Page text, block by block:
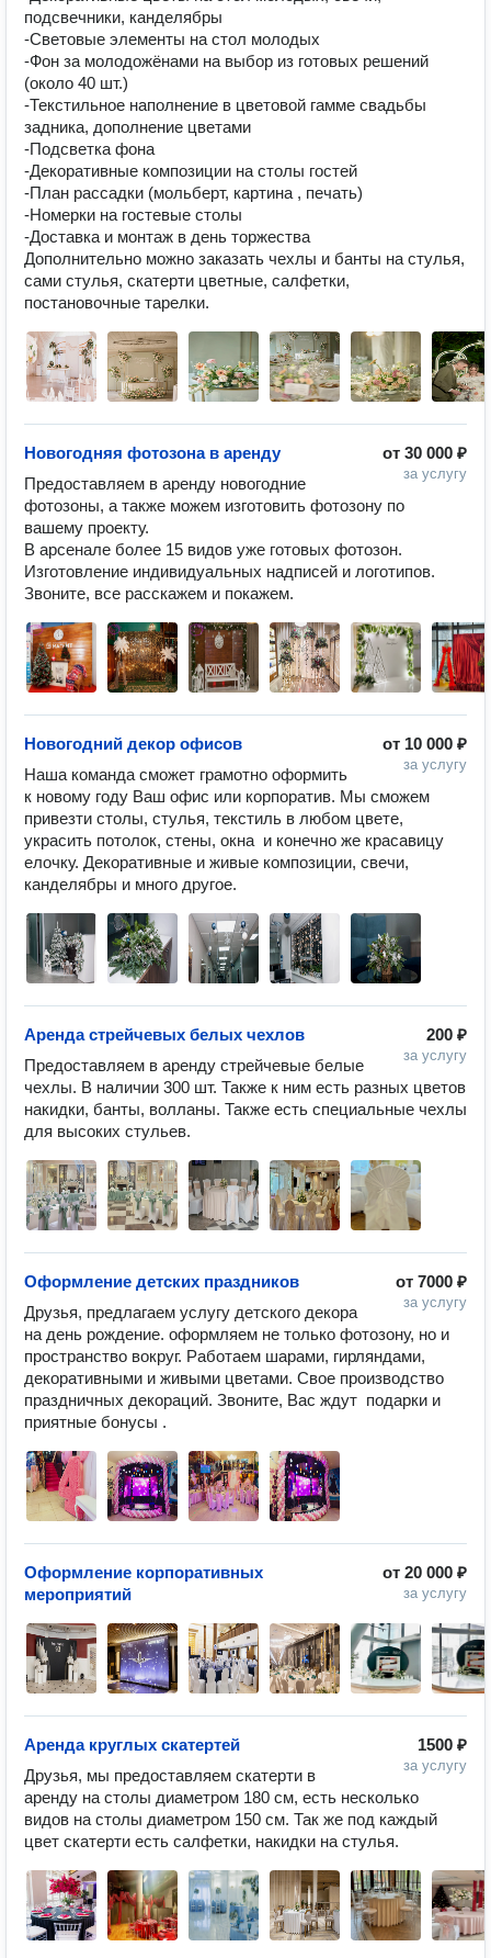
подсвечники, канделябры
-Световые элементы на стол молодых
-Фон за молодожёнами на выбор из готовых решений
(около 40 шт.)
-Текстильное наполнение в цветовой гамме свадьбы
задника, дополнение цветами
-Подсветка фона
-Декоративные композиции на столы гостей
-План рассадки (мольберт, картина , печать)
-Номерки на гостевые столы
-Доставка и монтаж в день торжества
Дополнительно можно заказать чехлы и банты на стулья,
сами стулья, скатерти цветные, салфетки,
постановочные тарелки.
от 30 000 ₽
за услугу
Новогодняя фотозона в аренду
Предоставляем в аренду новогодние
фотозоны, а также можем изготовить фотозону по
вашему проекту.
В арсенале более 15 видов уже готовых фотозон.
Изготовление индивидуальных надписей и логотипов.
от 10 000 ₽
за услугу
Новогодний декор офисов
Наша команда сможет грамотно оформить
к новому году Ваш офис или корпоратив. Мы сможем
привезти столы, стулья, текстиль в любом цвете,
украсить потолок, стены, окна  и конечно же красавицу
елочку. Декоративные и живые композиции, свечи,
канделябры и много другое.
200 ₽
за услугу
Аренда стрейчевых белых чехлов
Предоставляем в аренду стрейчевые белые
чехлы. В наличии 300 шт. Также к ним есть разных цветов
накидки, банты, волланы. Также есть специальные чехлы
для высоких стульев.
от 7000 ₽
за услугу
Оформление детских праздников
Друзья, предлагаем услугу детского декора
на день рождение. оформляем не только фотозону, но и
пространство вокруг. Работаем шарами, гирляндами,
декоративными и живыми цветами. Свое производство
праздничных декораций. Звоните, Вас ждут  подарки и
приятные бонусы .
от 20 000 ₽
за услугу
Оформление корпоративных
мероприятий
1500 ₽
за услугу
Аренда круглых скатертей
Друзья, мы предоставляем скатерти в
аренду на столы диаметром 180 см, есть несколько
видов на столы диаметром 150 см. Так же под каждый
цвет скатерти есть салфетки, накидки на стулья.